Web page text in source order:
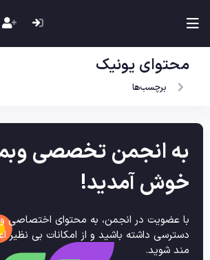
محتوای یونیک
برچسب‌ها
به انجمن تخصصی
خوش آمدید!
با عضویت در انجمن، به محتوای اختصاصی
دسترسی داشته باشید و از امکانات بی نظیر
مند شوید.